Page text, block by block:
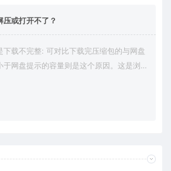
压或打开不了？
下载不完整: 可对比下载完压缩包的与网盘
于网盘提示的容量则是这个原因。这是浏